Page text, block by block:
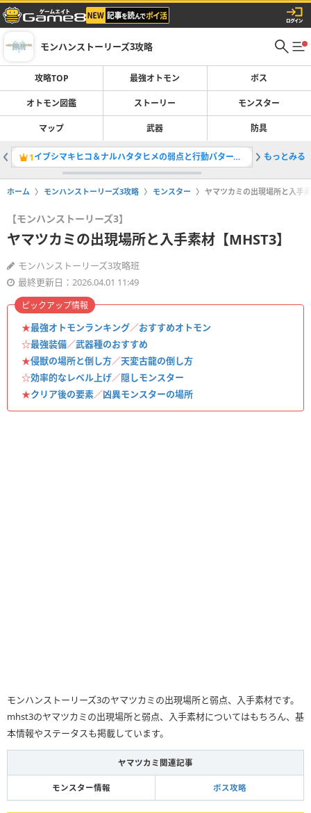
モンハンストーリーズ3攻略
攻略TOP 最強オトモン ボス
オトモン図鑑 ストーリー モンスター
マップ 武器 防具
1 イブシマキヒコ＆ナルハタタヒメの弱点と行動パターン攻略 2マギア
もっとみる
ホーム モンハンストーリーズ3攻略 モンスター ヤマツカミの出現場所と入手
【モンハンストーリーズ3】
ヤマツカミの出現場所と入手素材【MHST3】
モンハンストーリーズ3攻略班
最終更新日：2026.04.01 11:49
★最強オトモンランキング／おすすめオトモン
☆最強装備／武器種のおすすめ
★侵獣の場所と倒し方／天変古龍の倒し方
☆効率的なレベル上げ／隠しモンスター
★クリア後の要素／凶異モンスターの場所
ピックアップ情報
モンハンストーリーズ3のヤマツカミの出現場所と弱点、入手素材です。
mhst3のヤマツカミの出現場所と弱点、入手素材についてはもちろん、基
本情報やステータスも掲載しています。
ヤマツカミ関連記事
モンスター情報 ボス攻略